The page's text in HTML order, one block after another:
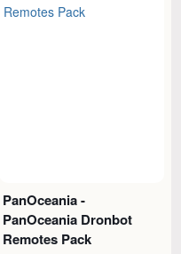
PanOceania -
PanOceania Dronbot
Remotes Pack